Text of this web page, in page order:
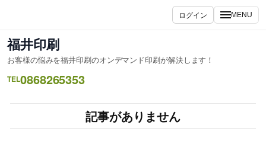
を
ス
キ
ッ
ログイン MENU
福井印刷
お客様の悩みを福井印刷のオンデマンド印刷が解決します！
TEL0868265353
記事がありません